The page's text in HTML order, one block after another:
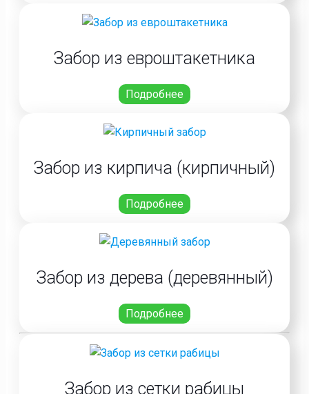
Забор из евроштакетника
Подробнее
Забор из кирпича (кирпичный)
Подробнее
Забор из дерева (деревянный)
Подробнее
Забор из сетки рабицы